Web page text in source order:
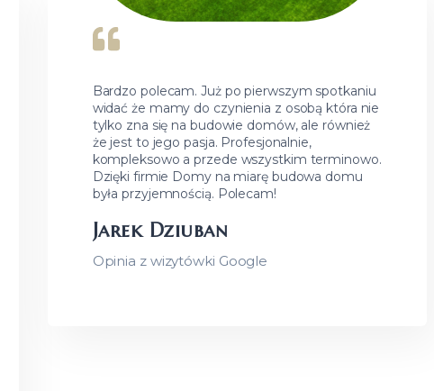
Bardzo polecam. Już po pierwszym spotkaniu
widać że mamy do czynienia z osobą która nie
tylko zna się na budowie domów, ale również
że jest to jego pasja. Profesjonalnie,
kompleksowo a przede wszystkim terminowo.
Dzięki firmie Domy na miarę budowa domu
była przyjemnością. Polecam!
Jarek Dziuban
Opinia z wizytówki Google